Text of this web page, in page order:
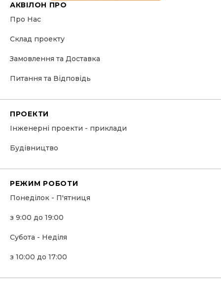
АКВІЛОН ПРО
Про Нас
Склад проекту
Замовлення та Доставка
Питання та Відповідь
ПРОЕКТИ
Інженерні проекти - приклади
Будівництво
РЕЖИМ РОБОТИ
Понеділок - П'ятниця
з 9:00 до 19:00
Субота - Неділя
з 10:00 до 17:00